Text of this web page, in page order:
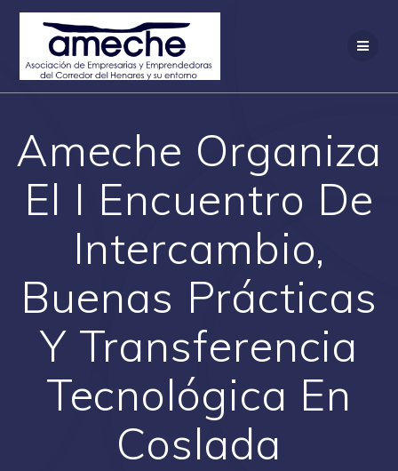
Saltar
Ameche Organiza
El I Encuentro De
Intercambio,
Buenas Prácticas
Y Transferencia
Tecnológica En
Coslada